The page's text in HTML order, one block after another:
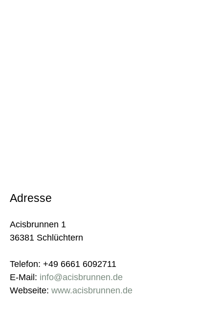
Adresse
Acisbrunnen 1
36381 Schlüchtern
Telefon: +49 6661 6092711
E-Mail: info@acisbrunnen.de
Webseite: www.acisbrunnen.de